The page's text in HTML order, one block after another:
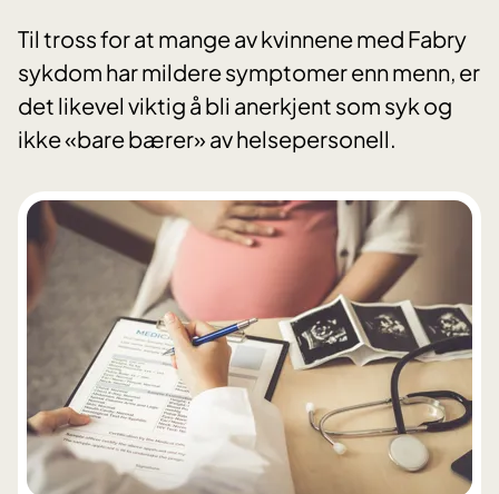
Til tross for at mange av kvinnene med Fabry
sykdom har mildere symptomer enn menn, er
det likevel viktig å bli anerkjent som syk og
ikke «bare bærer» av helsepersonell.